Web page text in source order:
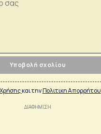
Υποβολή σχολίου
και τηνΠολιτικη Απορρήτου